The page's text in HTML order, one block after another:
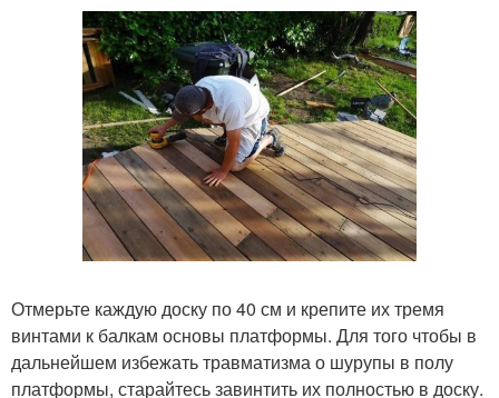
Отмерьте каждую доску по 40 см и крепите их тремя
винтами к балкам основы платформы. Для того чтобы в
дальнейшем избежать травматизма о шурупы в полу
платформы, старайтесь завинтить их полностью в доску.